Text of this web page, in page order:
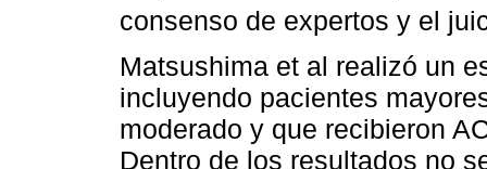
consenso de expertos y el
Matsushima et al realizó un
incluyendo pacientes
moderado y que recibieron
Dentro de los resultados no